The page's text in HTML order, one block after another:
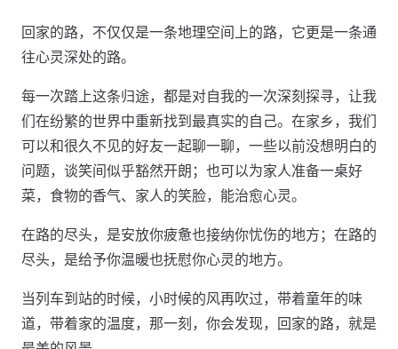
回家的路，不仅仅是一条地理空间上的路，它更是一条通
往心灵深处的路。
每一次踏上这条归途，都是对自我的一次深刻探寻，让我
们在纷繁的世界中重新找到最真实的自己。在家乡，我们
可以和很久不见的好友一起聊一聊，一些以前没想明白的
问题，谈笑间似乎豁然开朗；也可以为家人准备一桌好
菜，食物的香气、家人的笑脸，能治愈心灵。
在路的尽头，是安放你疲惫也接纳你忧伤的地方；在路的
尽头，是给予你温暖也抚慰你心灵的地方。
当列车到站的时候，小时候的风再吹过，带着童年的味
道，带着家的温度，那一刻，你会发现，回家的路，就是